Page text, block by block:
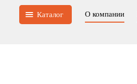
Каталог О компании